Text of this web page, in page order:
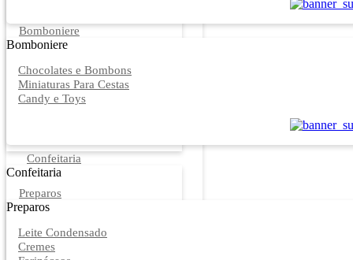
Bomboniere
Bomboniere
Chocolates e Bombons
Miniaturas Para Cestas
Candy e Toys
Confeitaria
Confeitaria
Preparos
Preparos
Leite Condensado
Cremes